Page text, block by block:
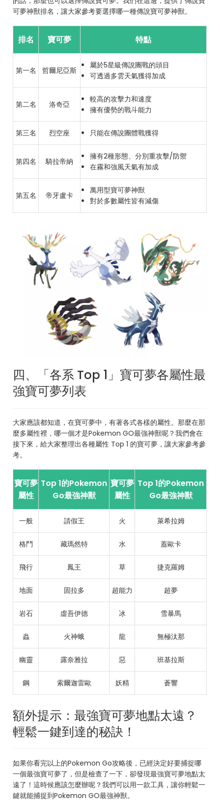
可夢神獸排名，讓大家參考要選擇哪一種傳說寶可夢神獸。
排名 寶可夢 特點
第一名 哲爾尼亞斯
屬於5星級傳說團戰的頭目
可透過多雲天氣獲得加成
第二名 洛奇亞
較高的攻擊力和速度
擁有優勢的戰斗能力
第三名 烈空座 只能在傳說團體戰獲得
第四名 騎拉帝納
擁有2種形態、分別重攻擊/防禦
在霧和強風天氣有加成
第五名 帝牙盧卡
萬用型寶可夢神獸
對於多數屬性皆有減傷
四、「各系 Top 1」寶可夢各屬性最
強寶可夢列表
大家應該都知道，在寶可夢中，有著各式各樣的屬性。那麼在那
麼多屬性裡，哪一個才是Pokemon GO最強神獸呢？我們會在
接下來，給大家整理出各種屬性 Top 1 的寶可夢，讓大家參考參
考。
寶可夢
屬性
Top 1的Pokemon
Go最強神獸
寶可夢
屬性
Top 1的Pokemon
Go最強神獸
一般 請假王 火 萊希拉姆
格鬥 藏瑪然特 水 蓋歐卡
飛行 鳳王 草 捷克羅姆
地面 固拉多 超能力 超夢
岩石 虛吾伊德 冰 雪暴馬
蟲 火神蛾 龍 無極汰那
幽靈 露奈雅拉 惡 班基拉斯
鋼 索爾迦雷歐 妖精 蒼響
額外提示：最強寶可夢地點太遠？
輕鬆一鍵到達的秘訣！
如果你看完以上的Pokemon Go攻略後，已經決定好要捕捉哪
一個最強寶可夢了，但是檢查了一下，卻發現最強寶可夢地點太
遠了！這時候應該怎麼辦呢？我們可以用一款工具，讓你輕鬆一
鍵就能捕捉到Pokemon GO最強神獸。